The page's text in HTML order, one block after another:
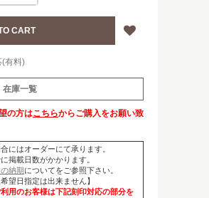
(有料)
在庫一覧
の方はこちらからご購入をお願い致
にはオーダーにて承ります。
掲載日数がかかります。
納期についてをご参照下さい。
望日指定は出来ません】
用のお客様は下記刻印対応の部分を